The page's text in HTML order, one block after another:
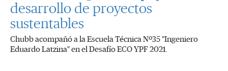
desarrollo de proyectos
sustentables
Chubb acompañó a la Escuela Técnica Nº35 "Ingeniero
Eduardo Latzina" en el Desafío ECO YPF 2021.